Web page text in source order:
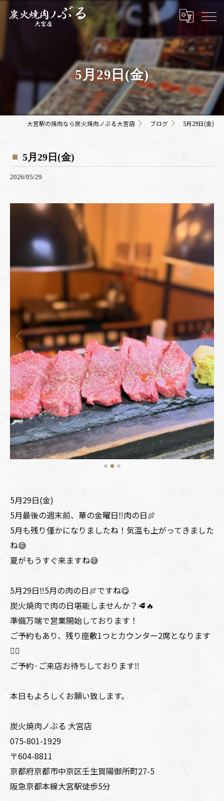
5月29日(金)
大宮駅の焼肉なら炭火焼肉ノぶる大宮店 ブログ 5月29日(金)
5月29日(金)
2026/05/29
5月29日(金)
5月最後の週末前、華の金曜日‼️肉の日🍖
5月も残り僅かになりましたね！気温も上がってきました
ね😅
夏がもうすぐ来ますね😅
5月29日‼️5月の肉の日🍖ですね😋
炭火焼肉で肉の日堪能しませんか？🥩🔥
準備万端で営業開始しております！
ご予約もあり、残り座敷1つとカウンター2席となります
🙇‍♂️
ご予約·ご来店お待ちしております‼️
本日もよろしくお願い致します。
炭火焼肉ノぶる 大宮店
075-801-1929
〒604-8811
京都府京都市中京区壬生賀陽御所町27-5
阪急京都本線大宮駅徒歩5分